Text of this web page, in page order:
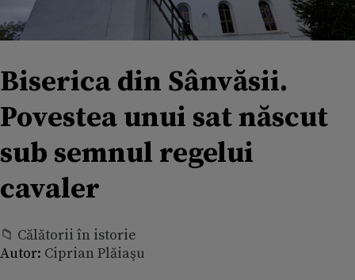
Biserica din Sânvăsii.
Povestea unui sat născut
sub semnul regelui
cavaler
📁 Călătorii în istorie
Autor: Ciprian Plăiaşu